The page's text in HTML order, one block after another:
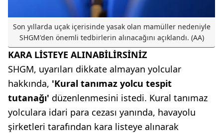
Son yıllarda uçak içerisinde yasak olan mamüller nedeniyle
SHGM'den önemli tedbirlerin alınacağını açıklandı. (AA)
KARA LİSTEYE ALINABİLİRSİNİZ
SHGM, uyarıları dikkate almayan yolcular
hakkında, 'Kural tanımaz yolcu tespit
tutanağı' düzenlenmesini istedi. Kural tanımaz
yolculara idari para cezası yanında, havayolu
şirketleri tarafından kara listeye alınarak